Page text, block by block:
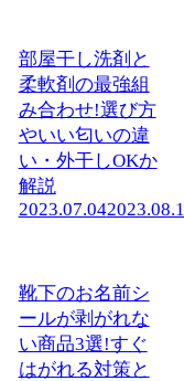
部屋干し洗剤と
柔軟剤の最強組
み合わせ!選び方
やいい匂いの違
い・外干しOKか
解説
2023.07.04
靴下のお名前シ
ールが剥がれな
い商品3選!すぐ
はがれる対策と